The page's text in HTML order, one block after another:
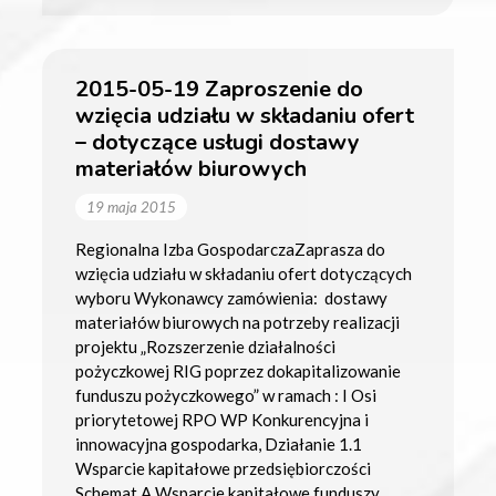
2015-05-19 Zaproszenie do
wzięcia udziału w składaniu ofert
– dotyczące usługi dostawy
materiałów biurowych
19 maja 2015
Regionalna Izba GospodarczaZaprasza do
wzięcia udziału w składaniu ofert dotyczących
wyboru Wykonawcy zamówienia: dostawy
materiałów biurowych na potrzeby realizacji
projektu „Rozszerzenie działalności
pożyczkowej RIG poprzez dokapitalizowanie
funduszu pożyczkowego” w ramach : I Osi
priorytetowej RPO WP Konkurencyjna i
innowacyjna gospodarka, Działanie 1.1
Wsparcie kapitałowe przedsiębiorczości